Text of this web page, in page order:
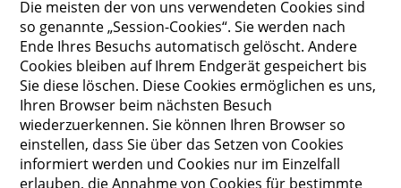
Die meisten der von uns verwendeten Cookies sind
so genannte „Session-Cookies“. Sie werden nach
Ende Ihres Besuchs automatisch gelöscht. Andere
Cookies bleiben auf Ihrem Endgerät gespeichert bis
Sie diese löschen. Diese Cookies ermöglichen es uns,
Ihren Browser beim nächsten Besuch
wiederzuerkennen. Sie können Ihren Browser so
einstellen, dass Sie über das Setzen von Cookies
informiert werden und Cookies nur im Einzelfall
erlauben, die Annahme von Cookies für bestimmte